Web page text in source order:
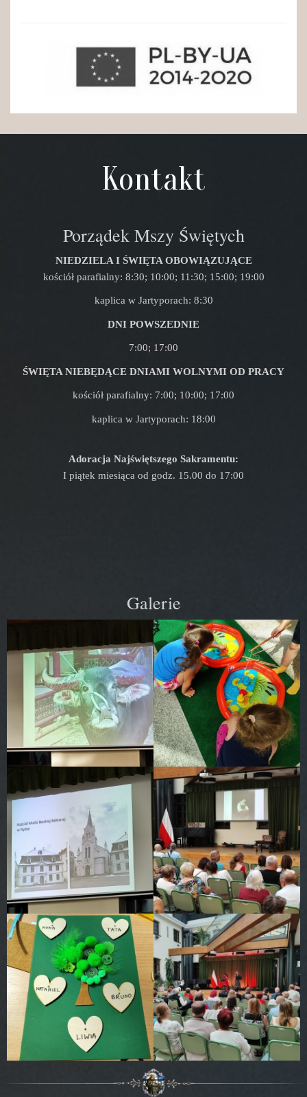
Kontakt
Porządek Mszy Świętych
NIEDZIELA I ŚWIĘTA OBOWIĄZUJĄCE
kościół parafialny: 8:30; 10:00; 11:30; 15:00; 19:00
kaplica w Jartyporach: 8:30
DNI POWSZEDNIE
7:00; 17:00
ŚWIĘTA NIEBĘDĄCE DNIAMI WOLNYMI OD PRACY
kościół parafialny: 7:00; 10:00; 17:00
kaplica w Jartyporach: 18:00
Adoracja Najświętszego Sakramentu:
I piątek miesiąca od godz. 15.00 do 17:00
Galerie